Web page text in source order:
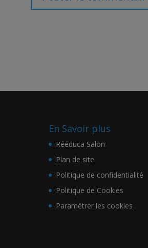
En Savoir plus
Rééduca Salon
Plan de site
Politique de confidentialité
Politique de Cookies
Paramétrer les cookies